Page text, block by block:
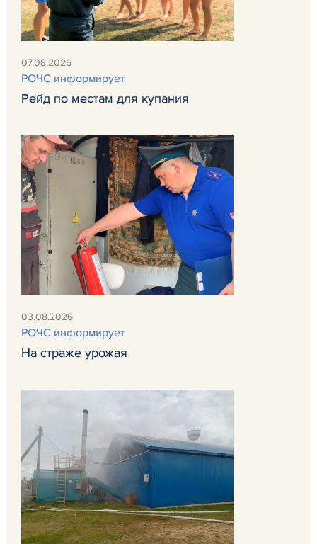
07.08.2026
РОЧС информирует
Рейд по местам для купания
03.08.2026
РОЧС информирует
На страже урожая